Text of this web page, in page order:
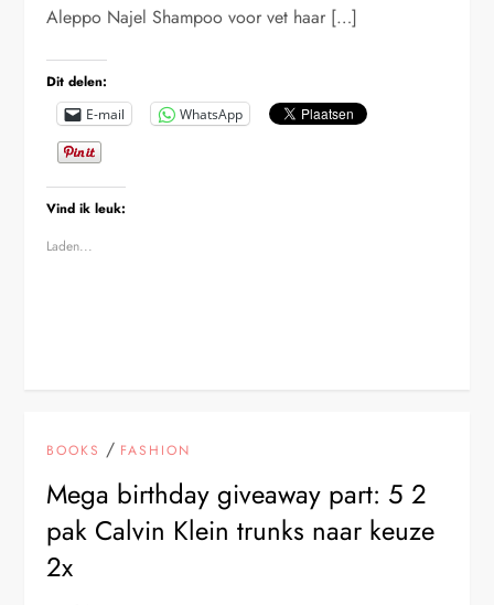
Aleppo Najel Shampoo voor vet haar […]
Dit delen:
E-mail WhatsApp
Vind ik leuk:
Laden...
BOOKS / FASHION
Mega birthday giveaway part: 5 2
pak Calvin Klein trunks naar keuze
2x